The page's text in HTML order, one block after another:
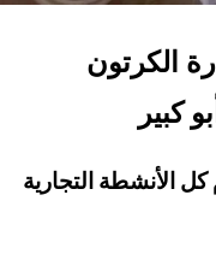
الكرتون
كبير
الأنشطة التجارية